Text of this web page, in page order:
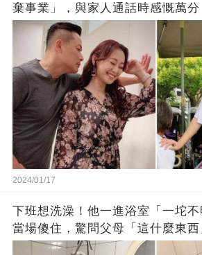
棄事業」，與家人通話時感慨萬
思」：只有過一次眼淚
2024/01/17
下班想洗澡！他一進浴室「一坨不
當場傻住，驚問父母「這什麼東
生的嗎？